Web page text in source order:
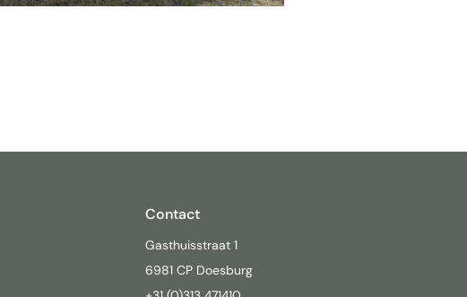
Contact
Gasthuisstraat 1
6981 CP Doesburg